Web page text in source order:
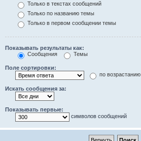
Только в текстах сообщений
Только по названию темы
Только в первом сообщении темы
Показывать результаты как:
Сообщения
Темы
Поле сортировки:
по возрастанию
Искать сообщения за:
Показывать первые:
символов сообщений